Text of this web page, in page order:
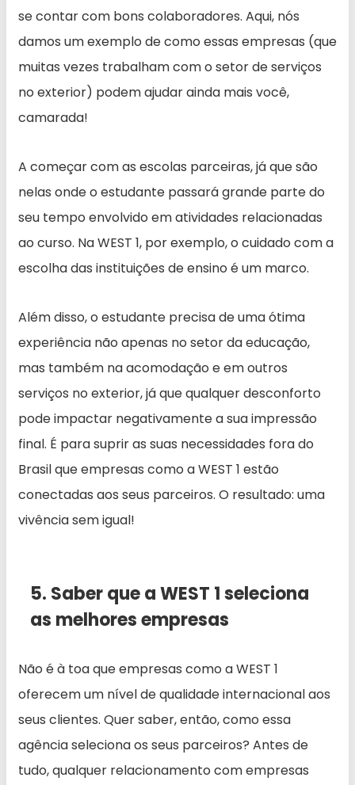
se contar com bons colaboradores. Aqui, nós
damos um exemplo de como essas empresas (que
muitas vezes trabalham com o setor de serviços
no exterior) podem ajudar ainda mais você,
camarada!
A começar com as escolas parceiras, já que são
nelas onde o estudante passará grande parte do
seu tempo envolvido em atividades relacionadas
ao curso. Na WEST 1, por exemplo, o cuidado com a
escolha das instituições de ensino é um marco.
Além disso, o estudante precisa de uma ótima
experiência não apenas no setor da educação,
mas também na acomodação e em outros
serviços no exterior, já que qualquer desconforto
pode impactar negativamente a sua impressão
final. É para suprir as suas necessidades fora do
Brasil que empresas como a WEST 1 estão
conectadas aos seus parceiros. O resultado: uma
vivência sem igual!
5. Saber que a WEST 1 seleciona
as melhores empresas
Não é à toa que empresas como a WEST 1
oferecem um nível de qualidade internacional aos
seus clientes. Quer saber, então, como essa
agência seleciona os seus parceiros? Antes de
tudo, qualquer relacionamento com empresas